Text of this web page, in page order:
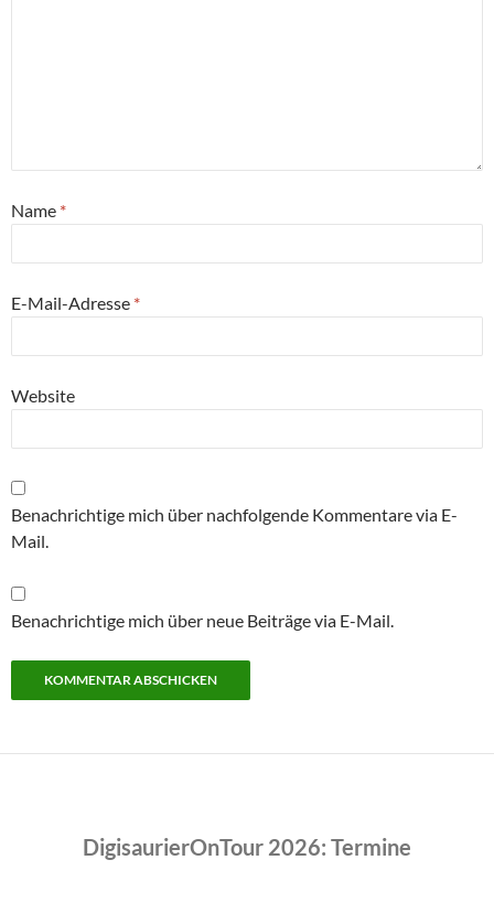
Name *
E-Mail-Adresse *
Website
Benachrichtige mich über nachfolgende Kommentare via E-
Mail.
Benachrichtige mich über neue Beiträge via E-Mail.
DigisaurierOnTour 2026: Termine